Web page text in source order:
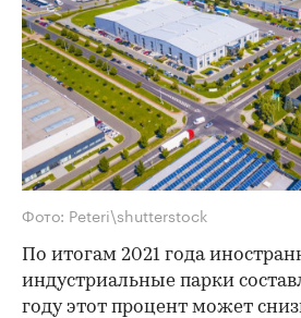
Фото: Peteri\shutterstock
По итогам 2021 года
индустриальные парки
году этот процент может